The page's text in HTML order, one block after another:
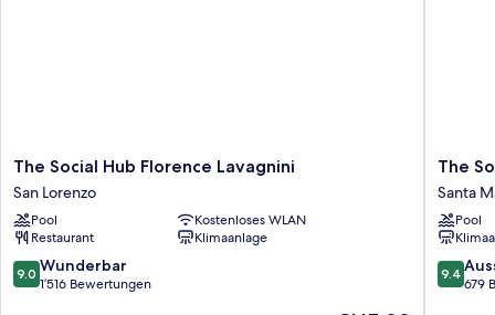
The
Social
Hub
Florence
Lavagnini
San
Lorenzo
The Social Hub Florence Lavagnini
San Lorenzo
Pool
Kostenloses WLAN
Restaurant
Klimaanlage
9.0
von
9.0 Wunderbar
1’516 Bewertungen
The
Social
Hub
Florence
Belfiore
Santa
Maria
The
Santa
Pool
9.4
von
9.4
679